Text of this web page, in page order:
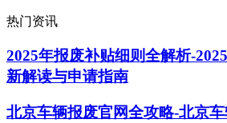
热门资讯
2025年报废补贴细则全解析-
新解读与申请指南
北京车辆报废官网全攻略-北京